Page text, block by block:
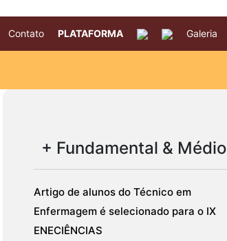
Contato PLATAFORMA Galeria
+ Fundamental & Médio
Artigo de alunos do Técnico em
Enfermagem é selecionado para o IX
ENECIÊNCIAS